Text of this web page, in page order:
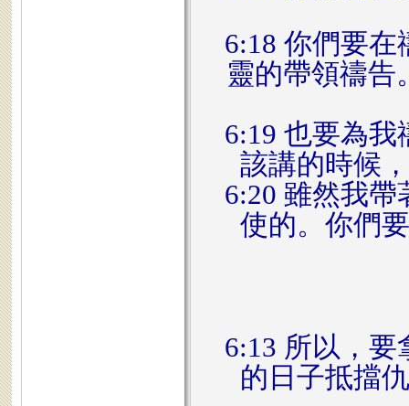
6:18 你們要
靈的帶領禱告
6:19 也要為
該講的時候
6:20 雖然我
使的。你們
6:13 所以，
的日子抵擋